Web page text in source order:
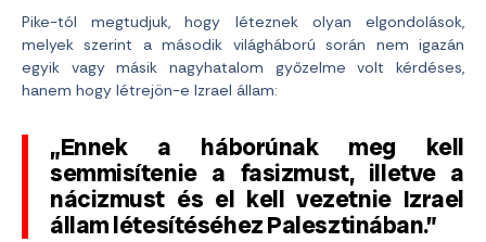
Pike-tól megtudjuk, hogy léteznek olyan elgondolások,
melyek szerint a második világháború során nem igazán
egyik vagy másik nagyhatalom győzelme volt kérdéses,
hanem hogy létrejön-e Izrael állam:
„Ennek a háborúnak meg kell
semmisítenie a fasizmust, illetve a
nácizmust és el kell vezetnie Izrael
állam létesítéséhez Palesztinában.”